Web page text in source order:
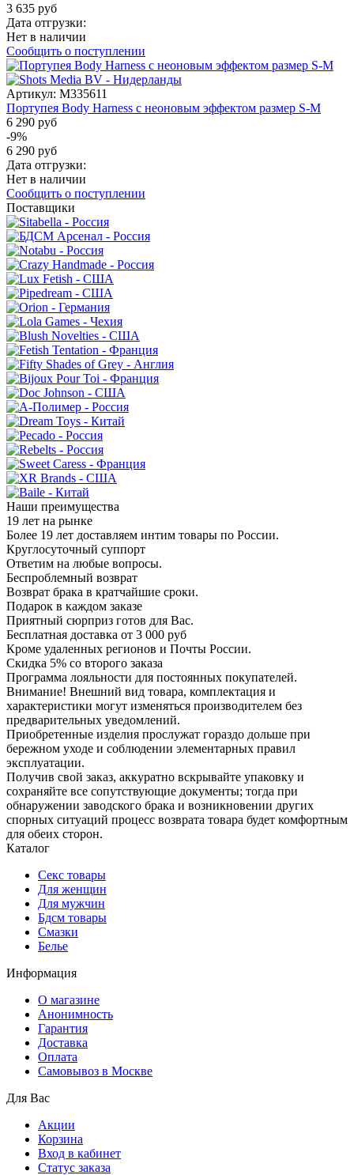
3 635 руб
Дата отгрузки:
Нет в наличии
Сообщить о поступлении
Артикул: M335611
Портупея Body Harness с неоновым эффектом размер S-M
6 290 руб
-9%
6 290 руб
Дата отгрузки:
Нет в наличии
Сообщить о поступлении
Поставщики
Наши преимущества
19 лет на рынке
Более 19 лет доставляем интим товары по России.
Круглосуточный суппорт
Ответим на любые вопросы.
Беспроблемный возврат
Возврат брака в кратчайшие сроки.
Подарок в каждом заказе
Приятный сюрприз готов для Вас.
Бесплатная доставка от 3 000 руб
Кроме удаленных регионов и Почты России.
Скидка 5% со второго заказа
Программа лояльности для постоянных покупателей.
Внимание! Внешний вид товара, комплектация и
характеристики могут изменяться производителем без
предварительных уведомлений.
Приобретенные изделия прослужат гораздо дольше при
бережном уходе и соблюдении элементарных правил
эксплуатации.
Получив свой заказ, аккуратно вскрывайте упаковку и
сохраняйте все сопутствующие документы; тогда при
обнаружении заводского брака и возникновении других
спорных ситуаций процесс возврата товара будет комфортным
для обеих сторон.
Каталог
Секс товары
Для женщин
Для мужчин
Бдсм товары
Смазки
Белье
Информация
О магазине
Анонимность
Гарантия
Доставка
Oплата
Самовывоз в Москве
Для Вас
Акции
Корзина
Вход в кабинет
Статус заказа